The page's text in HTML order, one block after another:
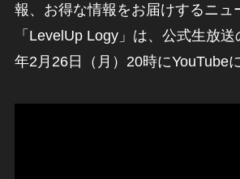
報、お得な情報をお届けするニュ
「LevelUp Logy」は、公式生放
年2月26日（月）20時にYouTube